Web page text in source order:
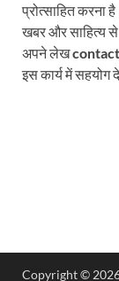
प्रोत्साहित करना
खबर और साहित्य
अपने लेख
इस कार्य में सहयोग
Copyright ©